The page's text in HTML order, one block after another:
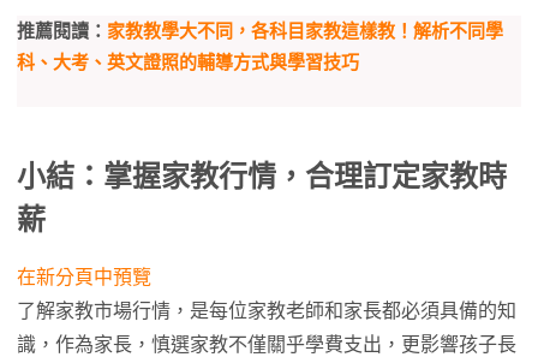
推薦閱讀： 家教教學大不同，各科目家教這樣教！解析不同學
科、大考、英文證照的輔導方式與學習技巧
小結：掌握家教行情，合理訂定家教時
薪
在新分頁中預覽
了解家教市場行情，是每位家教老師和家長都必須具備的知
識，作為家長，慎選家教不僅關乎學費支出，更影響孩子長